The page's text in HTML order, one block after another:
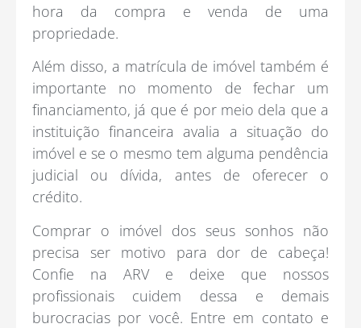
hora da compra e venda de uma
propriedade.
Além disso, a matrícula de imóvel também é
importante no momento de fechar um
financiamento, já que é por meio dela que a
instituição financeira avalia a situação do
imóvel e se o mesmo tem alguma pendência
judicial ou dívida, antes de oferecer o
crédito.
Comprar o imóvel dos seus sonhos não
precisa ser motivo para dor de cabeça!
Confie na ARV e deixe que nossos
profissionais cuidem dessa e demais
burocracias por você. Entre em contato e